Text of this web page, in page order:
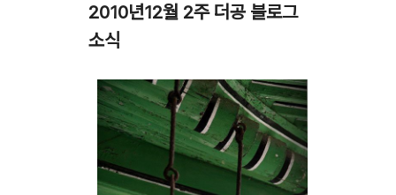
2010년12월 2주 더공 블로그
소식